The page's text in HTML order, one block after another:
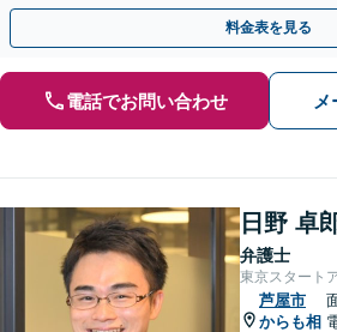
トします。【加害者側の相談専門】
料金表を見る
電話でお問い合わせ
日野 卓
弁護士
東京スタート
芦屋市
からも相